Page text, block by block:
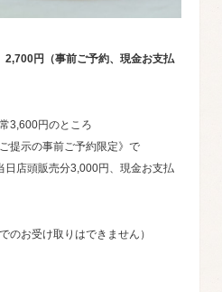
円（事前ご予約、現金お支払
3,600円のところ
提示の事前ご予約限定》で
日店頭販売分3,000円、現金お支払
のお受け取りはできません）